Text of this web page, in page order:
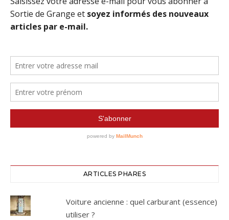
ARTICLES PHARES
Voiture ancienne : quel carburant (essence)
utiliser ?